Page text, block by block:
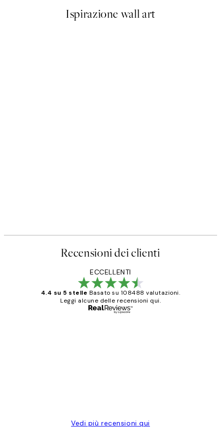
Ispirazione wall art
Recensioni dei clienti
ECCELLENTI
4.4 su 5 stelle Basato su 108488 valutazioni.
Leggi alcune delle recensioni qui.
Vedi più recensioni qui